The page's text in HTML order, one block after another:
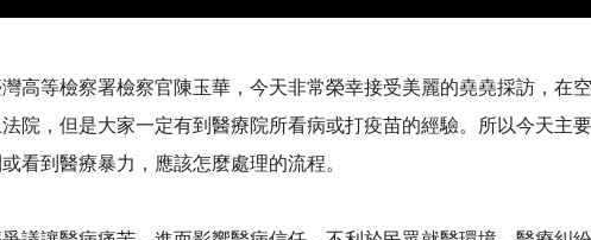
高等檢察署檢察官陳玉華，今天非常榮幸接受美麗的堯堯採訪，在
院，但是大家一定有到醫療院所看病或打疫苗的經驗。所以今天主
看到醫療暴力，應該怎麼處理的流程。